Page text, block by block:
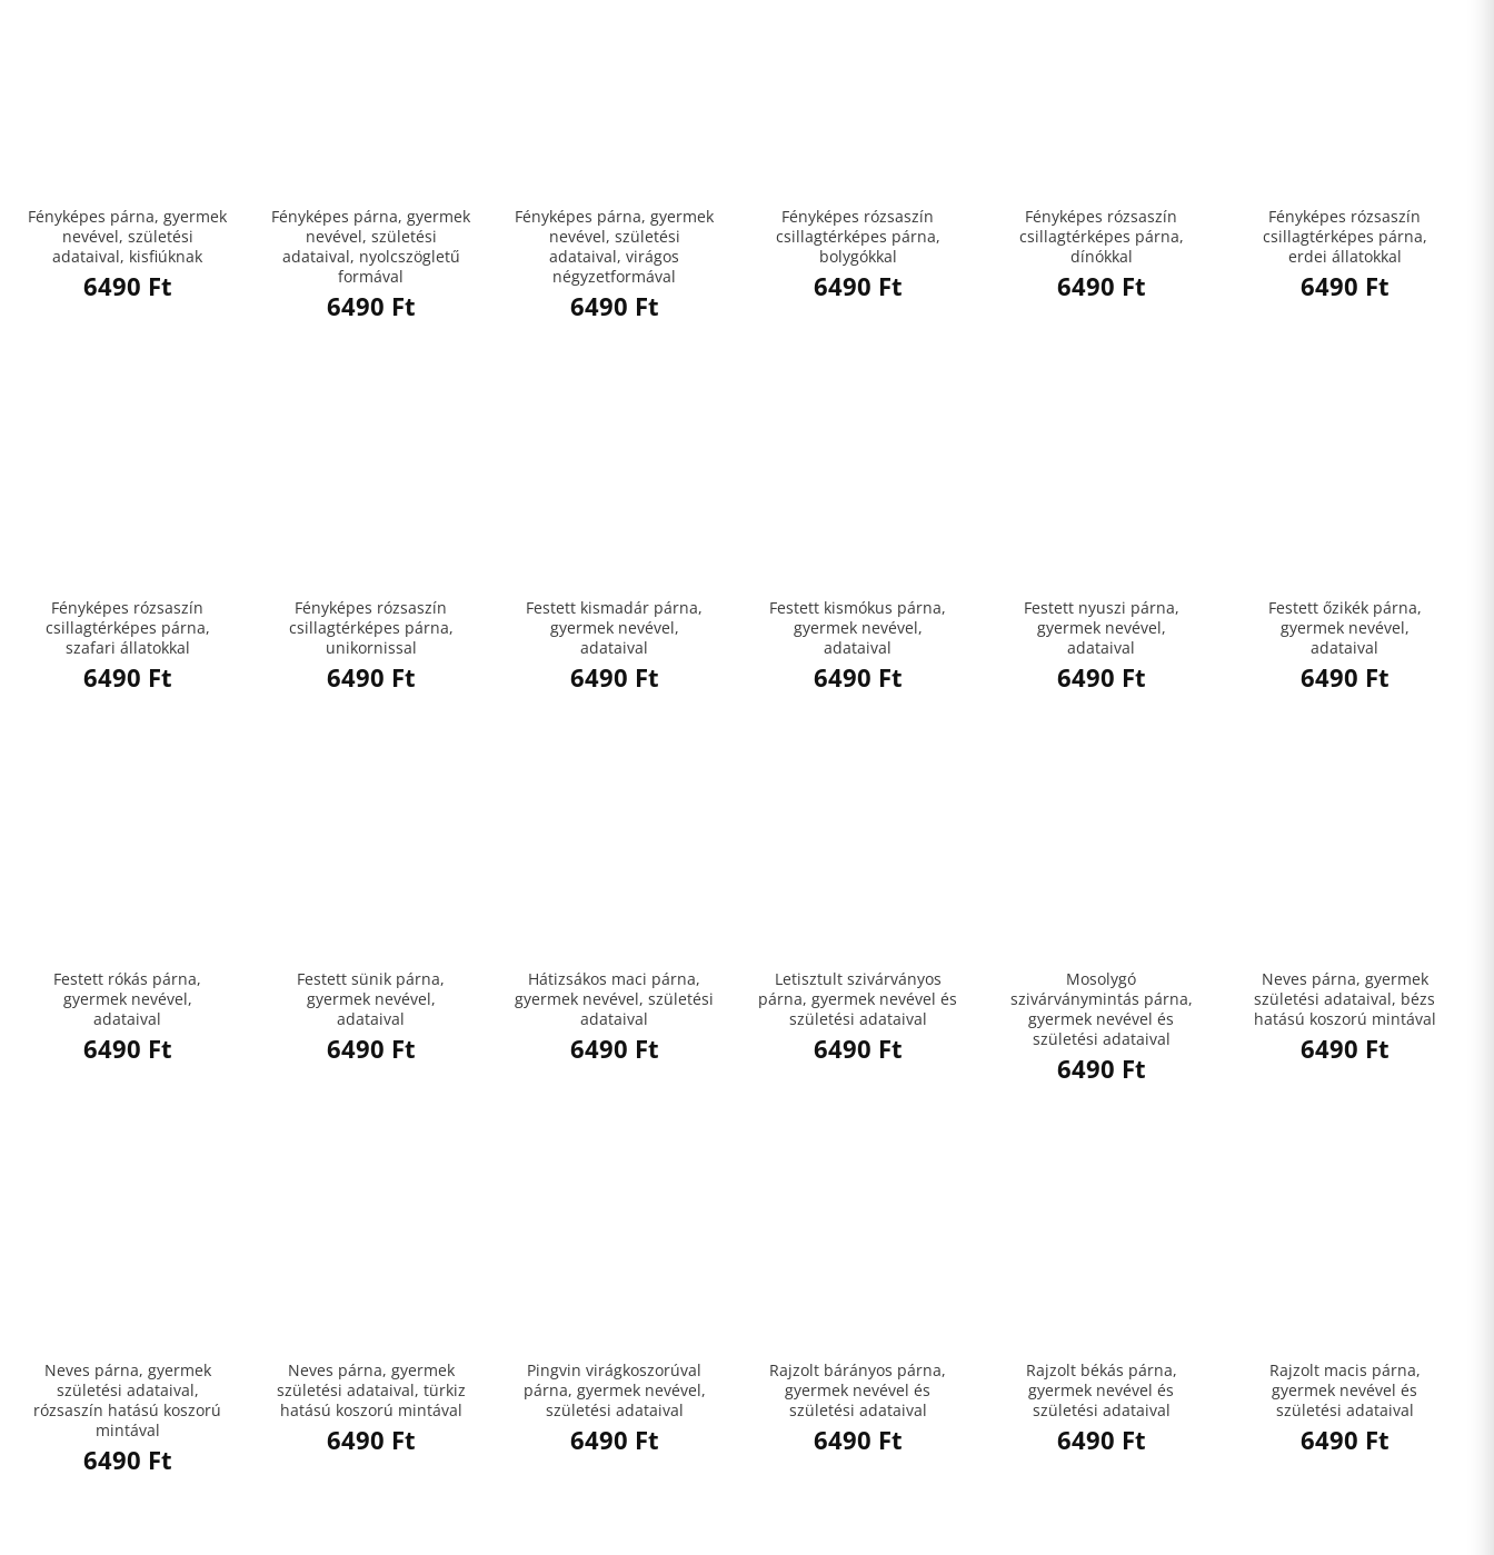
Fényképes párna, gyermek
nevével, születési
adataival, kisfiúknak
6490 Ft
Fényképes párna, gyermek
nevével, születési
adataival, nyolcszögletű
formával
6490 Ft
Fényképes párna, gyermek
nevével, születési
adataival, virágos
négyzetformával
6490 Ft
Fényképes rózsaszín
csillagtérképes párna,
bolygókkal
6490 Ft
Fényképes rózsaszín
csillagtérképes párna,
dínókkal
6490 Ft
Fényképes rózsaszín
csillagtérképes párna,
erdei állatokkal
6490 Ft
Fényképes rózsaszín
csillagtérképes párna,
szafari állatokkal
6490 Ft
Fényképes rózsaszín
csillagtérképes párna,
unikornissal
6490 Ft
Festett kismadár párna,
gyermek nevével,
adataival
6490 Ft
Festett kismókus párna,
gyermek nevével,
adataival
6490 Ft
Festett nyuszi párna,
gyermek nevével,
adataival
6490 Ft
Festett őzikék párna,
gyermek nevével,
adataival
6490 Ft
Festett rókás párna,
gyermek nevével,
adataival
6490 Ft
Festett sünik párna,
gyermek nevével,
adataival
6490 Ft
Hátizsákos maci párna,
gyermek nevével, születési
adataival
6490 Ft
Letisztult szivárványos
párna, gyermek nevével és
születési adataival
6490 Ft
Mosolygó
szivárványmintás párna,
gyermek nevével és
születési adataival
6490 Ft
Neves párna, gyermek
születési adataival, bézs
hatású koszorú mintával
6490 Ft
Neves párna, gyermek
születési adataival,
rózsaszín hatású koszorú
mintával
6490 Ft
Neves párna, gyermek
születési adataival, türkiz
hatású koszorú mintával
6490 Ft
Pingvin virágkoszorúval
párna, gyermek nevével,
születési adataival
6490 Ft
Rajzolt bárányos párna,
gyermek nevével és
születési adataival
6490 Ft
Rajzolt békás párna,
gyermek nevével és
születési adataival
6490 Ft
Rajzolt macis párna,
gyermek nevével és
születési adataival
6490 Ft